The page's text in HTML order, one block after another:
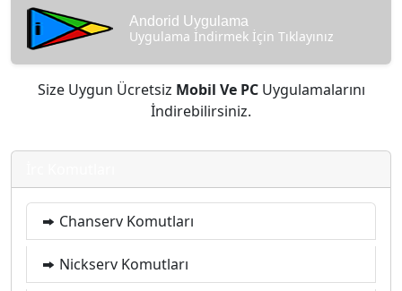
Andorid Uygulama
Uygulama İndirmek İçin Tıklayınız
Size Uygun Ücretsiz Mobil Ve PC Uygulamalarını
İndirebilirsiniz.
Chanserv Komutları
Nickserv Komutları